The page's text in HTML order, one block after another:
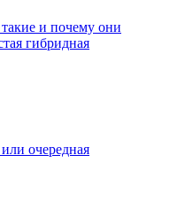
и почему они
гибридная
очередная